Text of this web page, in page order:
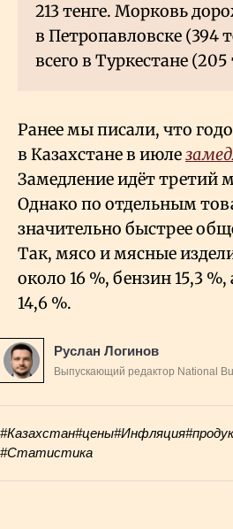
213 тенге. Морковь
в Петропавловске (394
всего в Туркестане (205
Ранее мы писали, что
в Казахстане в июле
Замедление идёт третий
Однако по отдельным
значительно быстрее
Так, мясо и мясные
около 16 %, бензин 15,3 %,
14,6 %.
Руслан Логинов
Выпускающий редактор National
#Казахстан#цены#Инфляция
#Статистика